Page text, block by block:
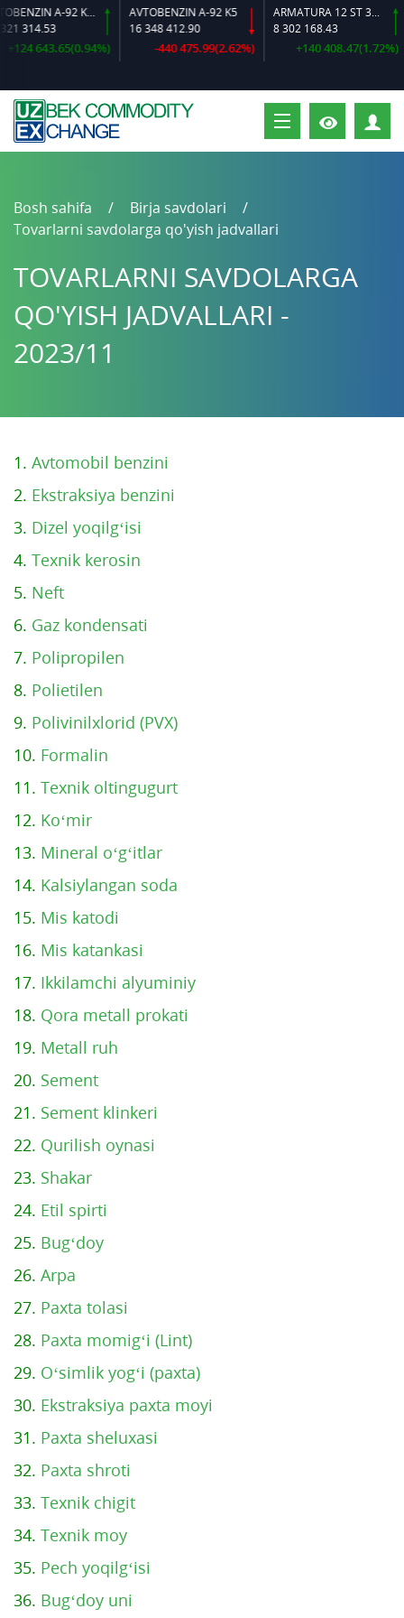
AVTOBENZIN A-92 K2-L
643.65(0.94%)
AVTOBENZIN A-92 K5
16 348 412.90
-440 475.99(2.62%)
ARMATURA 12 ST 35 GS O‘LCHAMLI
8 302 168.43
+140 408.47(1.72%)
Bosh sahifa
Birja savdolari
Tovarlarni savdolarga qo'yish jadvallari
TOVARLARNI SAVDOLARGA
QO'YISH JADVALLARI -
2023/11
1. Avtomobil benzini
2. Ekstraksiya benzini
3. Dizel yoqilg‘isi
4. Texnik kerosin
5. Neft
6. Gaz kondensati
7. Polipropilen
8. Polietilen
9. Polivinilxlorid (PVX)
10. Formalin
11. Texnik oltingugurt
12. Ko‘mir
13. Mineral o‘g‘itlar
14. Kalsiylangan soda
15. Mis katodi
16. Mis katankasi
17. Ikkilamchi alyuminiy
18. Qora metall prokati
19. Metall ruh
20. Sement
21. Sement klinkeri
22. Qurilish oynasi
23. Shakar
24. Etil spirti
25. Bug‘doy
26. Arpa
27. Paxta tolasi
28. Paxta momig‘i (Lint)
29. O‘simlik yog‘i (paxta)
30. Ekstraksiya paxta moyi
31. Paxta sheluxasi
32. Paxta shroti
33. Texnik chigit
34. Texnik moy
35. Pech yoqilg‘isi
36. Bug‘doy uni